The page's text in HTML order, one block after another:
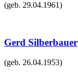
(geb. 29.04.1961)
Gerd Silberbauer
(geb. 26.04.1953)